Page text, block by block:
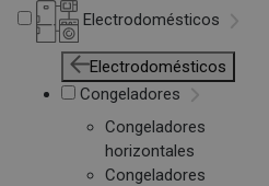
Electrodomésticos
Electrodomésticos
Congeladores
Congeladores
horizontales
Congeladores